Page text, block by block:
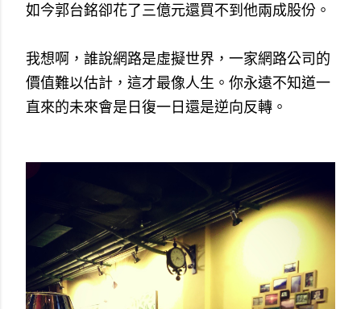
如今郭台銘卻花了三億元還買不到他兩成股份。
我想啊，誰說網路是虛擬世界，一家網路公司的
價值難以估計，這才最像人生。你永遠不知道一
直來的未來會是日復一日還是逆向反轉。